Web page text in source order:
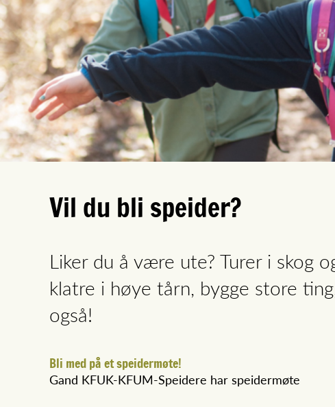
Vil du bli speider?
Liker du å være ute? Turer i skog
klatre i høye tårn, bygge store
også!
Bli med på et speidermøte!
Gand KFUK-KFUM-Speidere har speidermøte